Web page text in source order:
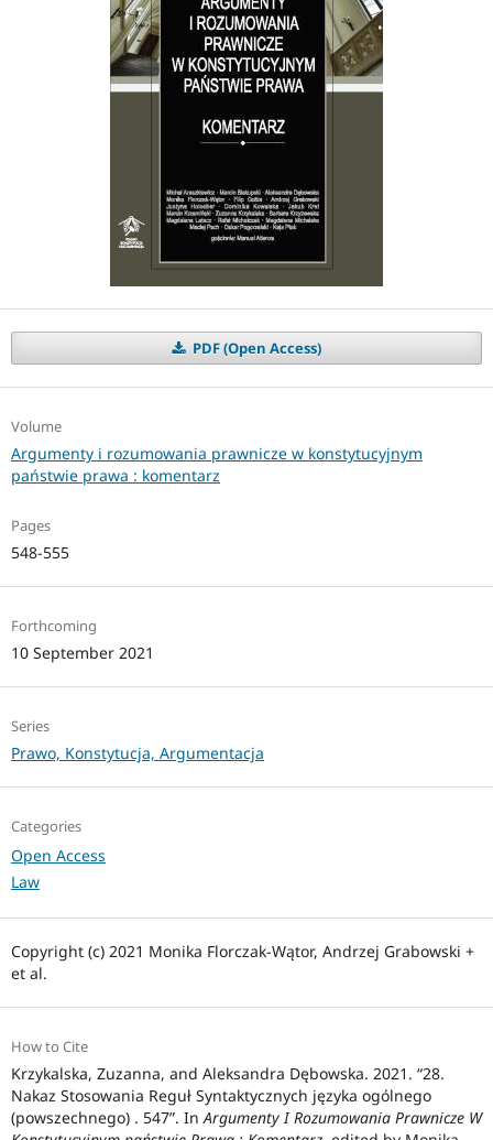
PDF (Open Access)
Volume
Argumenty i rozumowania prawnicze w konstytucyjnym
państwie prawa : komentarz
Pages
548-555
Forthcoming
10 September 2021
Series
Prawo, Konstytucja, Argumentacja
Categories
Open Access
Law
Copyright (c) 2021 Monika Florczak-Wątor, Andrzej Grabowski +
et al.
How to Cite
Krzykalska, Zuzanna, and Aleksandra Dębowska. 2021. “28.
Nakaz Stosowania Reguł Syntaktycznych języka ogólnego
(powszechnego) . 547”. InArgumenty I Rozumowania Prawnicze W